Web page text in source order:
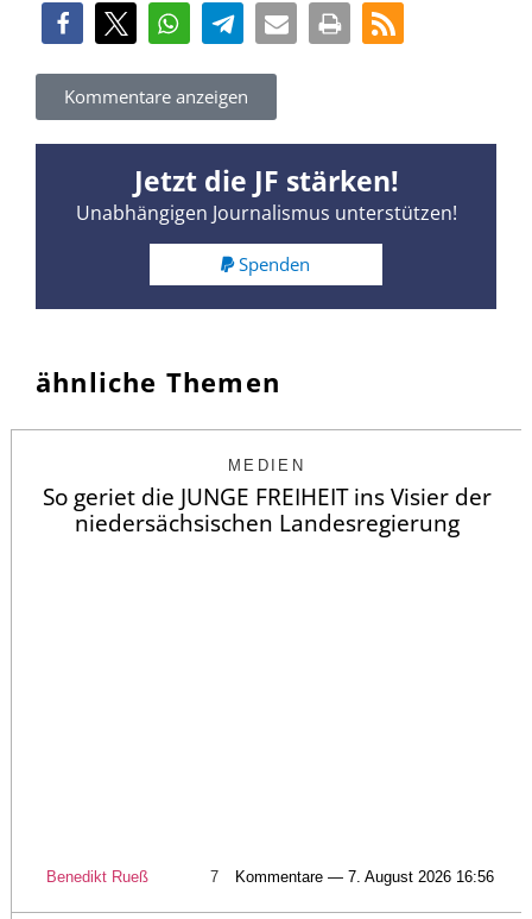
Kommentare anzeigen
Jetzt die JF stärken!
Unabhängigen Journalismus unterstützen!
Spenden
ähnliche Themen
MEDIEN
So geriet die JUNGE FREIHEIT ins Visier der
niedersächsischen Landesregierung
Benedikt Rueß 7 Kommentare — 7. August 2026 16:56